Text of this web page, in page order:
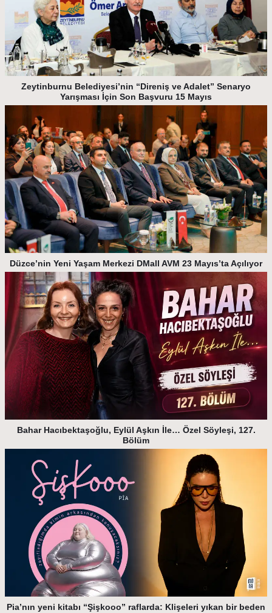
Zeytinburnu Belediyesi’nin “Direniş ve Adalet” Senaryo
Yarışması İçin Son Başvuru 15 Mayıs
Düzce’nin Yeni Yaşam Merkezi DMall AVM 23 Mayıs’ta Açılıyor
Bahar Hacıbektaşoğlu, Eylül Aşkın İle… Özel Söyleşi, 127.
Bölüm
Pia’nın yeni kitabı “Şişkooo” raflarda: Klişeleri yıkan bir beden